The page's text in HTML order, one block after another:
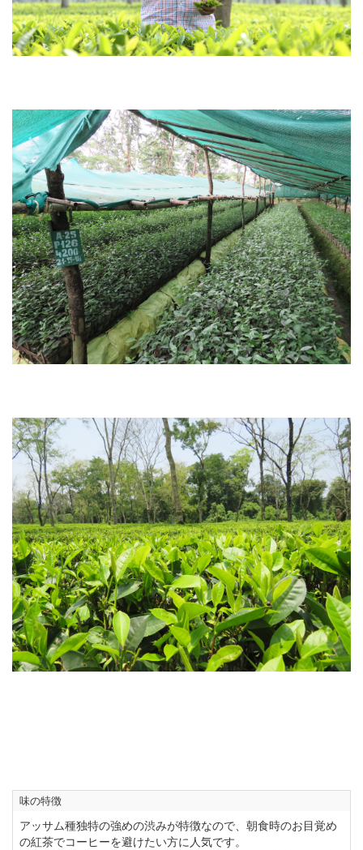
味の特徴
アッサム種独特の強めの渋みが特徴なので、朝食時のお目覚め
の紅茶でコーヒーを避けたい方に人気です。